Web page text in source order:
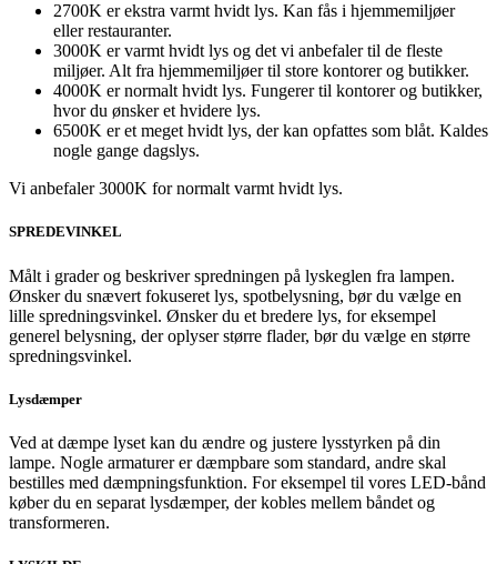
2700K er ekstra varmt hvidt lys. Kan fås i hjemmemiljøer
eller restauranter.
3000K er varmt hvidt lys og det vi anbefaler til de fleste
miljøer. Alt fra hjemmemiljøer til store kontorer og butikker.
4000K er normalt hvidt lys. Fungerer til kontorer og butikker,
hvor du ønsker et hvidere lys.
6500K er et meget hvidt lys, der kan opfattes som blåt. Kaldes
nogle gange dagslys.
Vi anbefaler 3000K for normalt varmt hvidt lys.
SPREDEVINKEL
Målt i grader og beskriver spredningen på lyskeglen fra lampen.
Ønsker du snævert fokuseret lys, spotbelysning, bør du vælge en
lille spredningsvinkel. Ønsker du et bredere lys, for eksempel
generel belysning, der oplyser større flader, bør du vælge en større
spredningsvinkel.
Lysdæmper
Ved at dæmpe lyset kan du ændre og justere lysstyrken på din
lampe. Nogle armaturer er dæmpbare som standard, andre skal
bestilles med dæmpningsfunktion. For eksempel til vores LED-bånd
køber du en separat lysdæmper, der kobles mellem båndet og
transformeren.